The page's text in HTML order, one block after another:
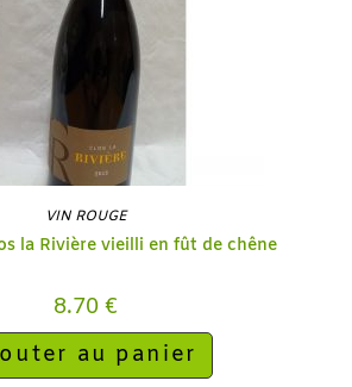
VIN ROUGE
la Rivière vieilli en fût de chêne
8.70 €
au panier